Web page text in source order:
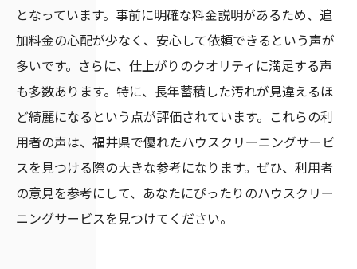
となっています。事前に明確な料金説明があるため、追
加料金の心配が少なく、安心して依頼できるという声が
多いです。さらに、仕上がりのクオリティに満足する声
も多数あります。特に、長年蓄積した汚れが見違えるほ
ど綺麗になるという点が評価されています。これらの利
用者の声は、福井県で優れたハウスクリーニングサービ
スを見つける際の大きな参考になります。ぜひ、利用者
の意見を参考にして、あなたにぴったりのハウスクリー
ニングサービスを見つけてください。